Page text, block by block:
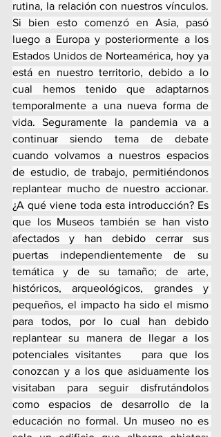
rutina, la relación con nuestros vínculos.
Si bien esto comenzó en Asia, pasó
luego a Europa y posteriormente a los
Estados Unidos de Norteamérica, hoy ya
está en nuestro territorio, debido a lo
cual hemos tenido que adaptarnos
temporalmente a una nueva forma de
vida. Seguramente la pandemia va a
continuar siendo tema de debate
cuando volvamos a nuestros espacios
de estudio, de trabajo, permitiéndonos
replantear mucho de nuestro accionar.
¿A qué viene toda esta introducción? Es
que los Museos también se han visto
afectados y han debido cerrar sus
puertas independientemente de su
temática y de su tamaño; de arte,
históricos, arqueológicos, grandes y
pequeños, el impacto ha sido el mismo
para todos, por lo cual han debido
replantear su manera de llegar a los
potenciales visitantes   para que los
conozcan y a los que asiduamente los
visitaban para seguir disfrutándolos
como espacios de desarrollo de la
educación no formal. Un museo no es